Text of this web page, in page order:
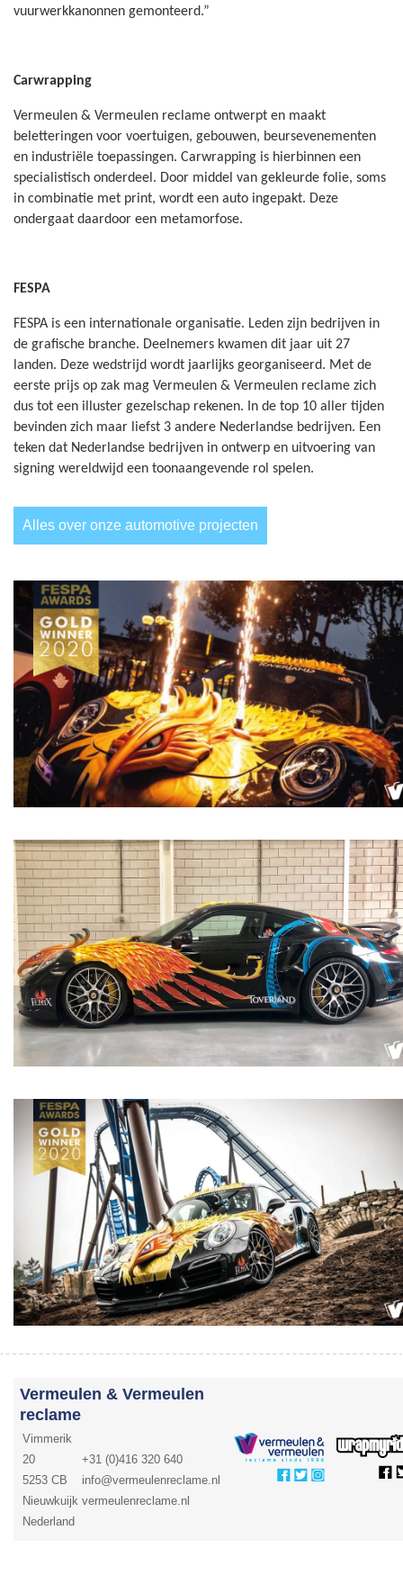
vuurwerkkanonnen gemonteerd.”
Carwrapping
Vermeulen & Vermeulen reclame ontwerpt en maakt
beletteringen voor voertuigen, gebouwen, beursevenementen
en industriële toepassingen. Carwrapping is hierbinnen een
specialistisch onderdeel. Door middel van gekleurde folie, soms
in combinatie met print, wordt een auto ingepakt. Deze
ondergaat daardoor een metamorfose.
FESPA
FESPA is een internationale organisatie. Leden zijn bedrijven in
de grafische branche. Deelnemers kwamen dit jaar uit 27
landen. Deze wedstrijd wordt jaarlijks georganiseerd. Met de
eerste prijs op zak mag Vermeulen & Vermeulen reclame zich
dus tot een illuster gezelschap rekenen. In de top 10 aller tijden
bevinden zich maar liefst 3 andere Nederlandse bedrijven. Een
teken dat Nederlandse bedrijven in ontwerp en uitvoering van
signing wereldwijd een toonaangevende rol spelen.
Alles over onze automotive projecten
Vermeulen & Vermeulen
reclame
Vimmerik
20
5253 CB
Nieuwkuijk
Nederland
+31 (0)416 320 640
info@vermeulenreclame.nl
vermeulenreclame.nl